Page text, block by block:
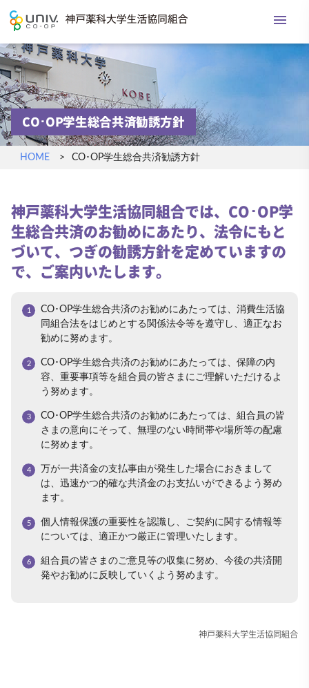
menu
神戸薬科大学生活協
CO･OP学生総合共済勧誘方針
HOME CO･OP学生総合共済勧誘方針
神戸薬科大学生活協同組合では、CO･OP学
生総合共済のお勧めにあたり、法令にもと
づいて、つぎの勧誘方針を定めていますの
で、ご案内いたします。
CO･OP学生総合共済のお勧めにあたっては、消費生活協
同組合法をはじめとする関係法令等を遵守し、適正なお
勧めに努めます。
CO･OP学生総合共済のお勧めにあたっては、保障の内
容、重要事項等を組合員の皆さまにご理解いただけるよ
う努めます。
CO･OP学生総合共済のお勧めにあたっては、組合員の皆
さまの意向にそって、無理のない時間帯や場所等の配慮
に努めます。
万が一共済金の支払事由が発生した場合におきまして
は、迅速かつ的確な共済金のお支払いができるよう努め
ます。
個人情報保護の重要性を認識し、ご契約に関する情報等
については、適正かつ厳正に管理いたします。
組合員の皆さまのご意見等の収集に努め、今後の共済開
発やお勧めに反映していくよう努めます。
神戸薬科大学生活協同組合